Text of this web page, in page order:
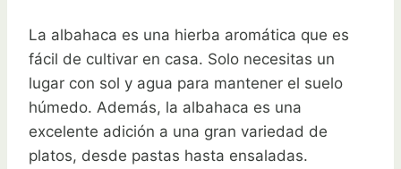
La albahaca es una hierba aromática que es
fácil de cultivar en casa. Solo necesitas un
lugar con sol y agua para mantener el suelo
húmedo. Además, la albahaca es una
excelente adición a una gran variedad de
platos, desde pastas hasta ensaladas.